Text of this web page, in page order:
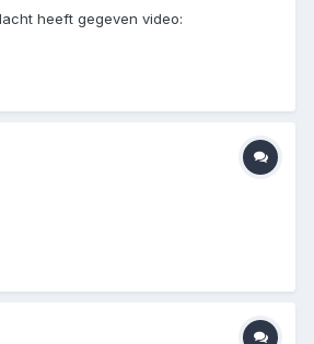
heeft gegeven video: